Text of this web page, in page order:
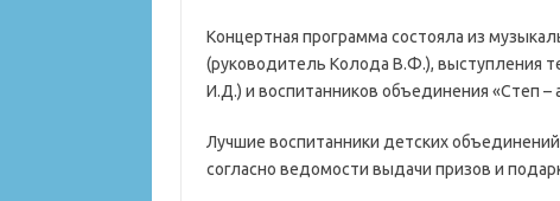
Концертная программа состояла из
(руководитель Колода В.Ф.), выступления
И.Д.) и воспитанников объединения «Степ –
Лучшие воспитанники детских
согласно ведомости выдачи призов и